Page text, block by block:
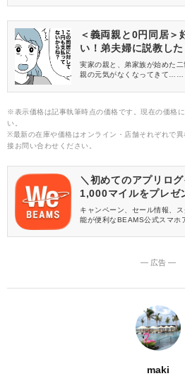
ンピースは、今すぐ買わなき
＜義両親と0円同居＞
い！弟夫婦に説教し
実家の親と、弟家族が始めた
親の元気がなくなってきて……
※表示価格は記事執筆時点の価格です。現在の価格
い。
※最新の在庫や価格はオンライン・店舗それぞれで
接お問い合わせください。
＼初めてのアプリロ
1,000マイルをプレゼ
キャンペーン、セール情報、
能が便利なBEAMS公式スマホ
― 広告 ―
maki